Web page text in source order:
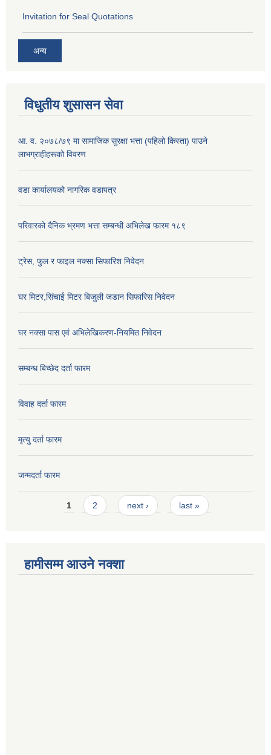
Invitation for Seal Quotations
अन्य
विधुतीय शुसासन सेवा
आ. व. २०७८/७९ मा सामाजिक सुरक्षा भत्ता (पहिलो किस्ता) पाउने
लाभग्राहीहरूको विवरण
वडा कार्यालयको नागरिक वडापत्र
परिवारको दैनिक भ्रमण भत्ता सम्बन्धी अभिलेख फारम १८९
ट्रेस, फुल र फाइल नक्सा सिफारिश निवेदन
घर मिटर,सिंचाई मिटर बिजुली जडान सिफारिस निवेदन
घर नक्सा पास एवं अभिलेखिकरण-नियमित निवेदन
सम्बन्ध बिच्छेद दर्ता फारम
विवाह दर्ता फारम
मृत्यु दर्ता फारम
जन्मदर्ता फारम
Pages1 2 next › last »
हामीसम्म आउने नक्शा